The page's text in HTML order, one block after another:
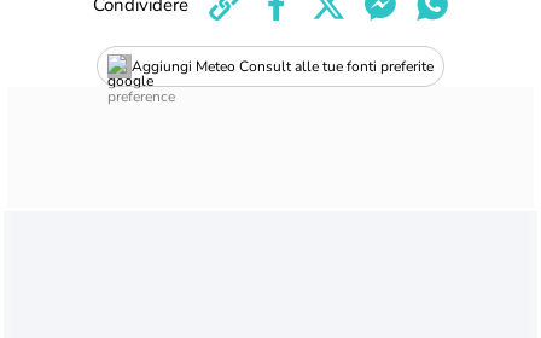
Aggiungi Meteo Consult alle tue fonti preferite
Condividere